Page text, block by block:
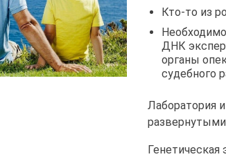
Кто-то из
ДНК
органы
судебного
Лаборатория